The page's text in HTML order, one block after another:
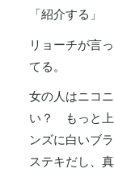
「紹介する」
リョーチが言
てる。
女の人はニコ
い？ もっと
ンズに白いブ
ステキだし、